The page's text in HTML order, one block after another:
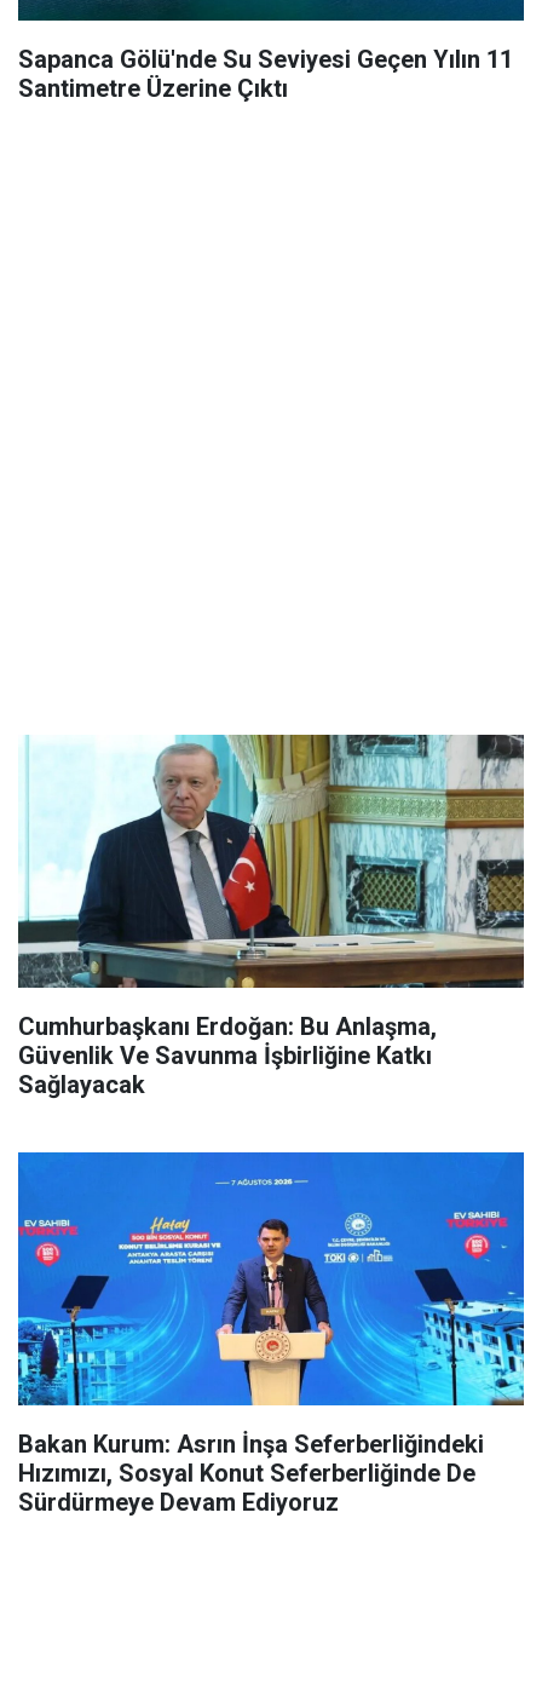
Sapanca Gölü'nde Su Seviyesi Geçen Yılın 11
Santimetre Üzerine Çıktı
Cumhurbaşkanı Erdoğan: Bu Anlaşma,
Güvenlik Ve Savunma İşbirliğine Katkı
Sağlayacak
Bakan Kurum: Asrın İnşa Seferberliğindeki
Hızımızı, Sosyal Konut Seferberliğinde De
Sürdürmeye Devam Ediyoruz